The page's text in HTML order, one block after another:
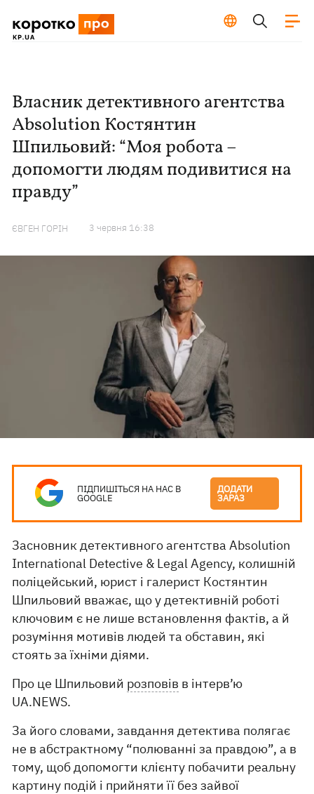
Власник детективного агентства
Absolution Костянтин
Шпильовий: “Моя робота –
допомогти людям подивитися на
правду”
ЄВГЕН ГОРІН 3 червня 16:38
ПІДПИШІТЬСЯ НА НАС В
GOOGLE
ДОДАТИ
ЗАРАЗ
Засновник детективного агентства Absolution
International Detective & Legal Agency, колишній
поліцейський, юрист і галерист Костянтин
Шпильовий вважає, що у детективній роботі
ключовим є не лише встановлення фактів, а й
розуміння мотивів людей та обставин, які
стоять за їхніми діями.
Про це Шпильовий розповів в інтерв’ю
UA.NEWS.
За його словами, завдання детектива полягає
не в абстрактному “полюванні за правдою”, а в
тому, щоб допомогти клієнту побачити реальну
картину подій і прийняти її без зайвої